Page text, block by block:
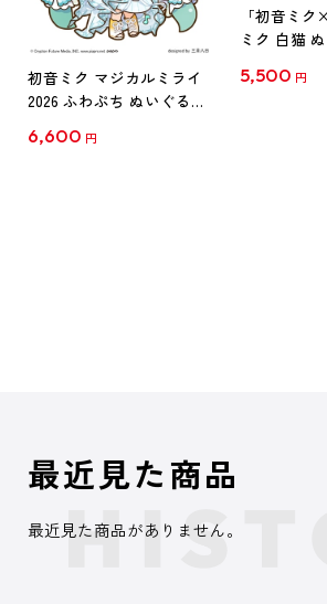
初音ミク マジカルミライ
2026 ふわぷち ぬいぐるみ
6,600 円
「初音ミ
ミク 白猫
5,500 円
最近見た商品
最近見た商品がありません。